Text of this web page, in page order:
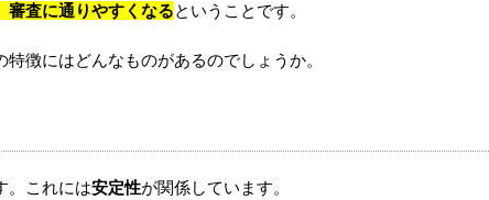
審査に通りやすくなるということです。
徴にはどんなものがあるのでしょうか。
。これには安定性が関係しています。